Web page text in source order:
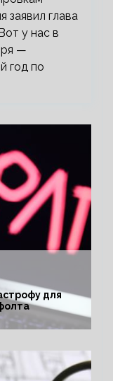
глава
у нас в
—
год по
для